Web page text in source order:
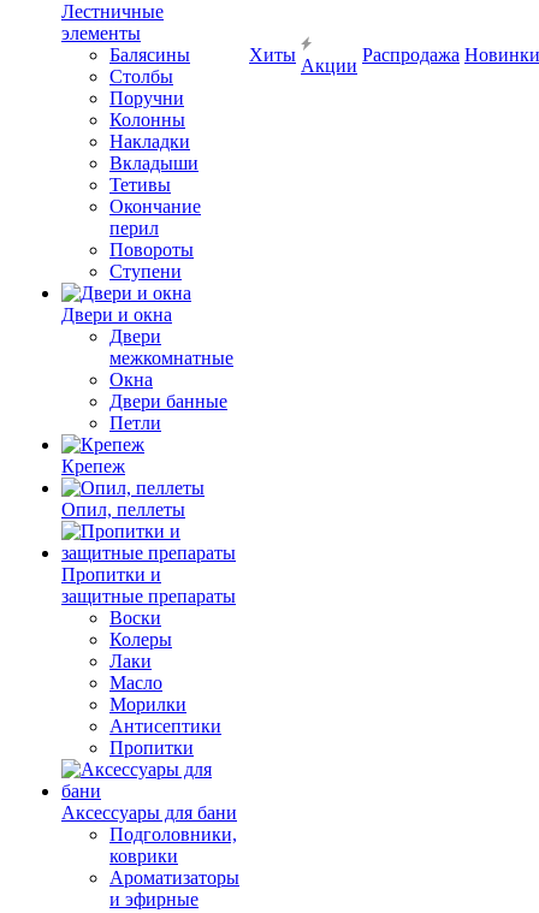
Лестничные
элементы
Балясины
Столбы
Поручни
Колонны
Накладки
Вкладыши
Тетивы
Окончание
перил
Повороты
Ступени
Двери и окна
Двери
межкомнатные
Окна
Двери банные
Петли
Крепеж
Опил, пеллеты
Пропитки и
защитные препараты
Воски
Колеры
Лаки
Масло
Морилки
Антисептики
Пропитки
Аксессуары для бани
Подголовники,
коврики
Ароматизаторы
и эфирные
Хиты
Акции
Распродажа Новинки